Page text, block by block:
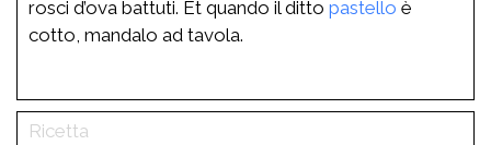
rosci d’ova battuti. Et quando il ditto pastello è
cotto, mandalo ad tavola.